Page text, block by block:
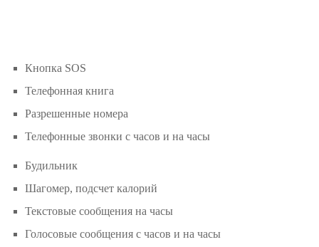
Кнопка SOS
Телефонная книга
Разрешенные номера
Телефонные звонки с часов и на часы
Будильник
Шагомер, подсчет калорий
Текстовые сообщения на часы
Голосовые сообщения с часов и на часы